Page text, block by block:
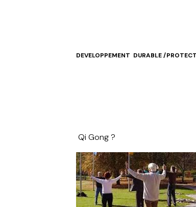
DEVELOPPEMENT DURABLE /
Qi Gong ?